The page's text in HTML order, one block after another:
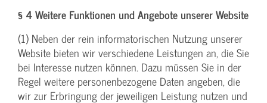
§ 4 Weitere Funktionen und Angebote unserer Website
(1) Neben der rein informatorischen Nutzung unserer
Website bieten wir verschiedene Leistungen an, die Sie
bei Interesse nutzen können. Dazu müssen Sie in der
Regel weitere personenbezogene Daten angeben, die
wir zur Erbringung der jeweiligen Leistung nutzen und